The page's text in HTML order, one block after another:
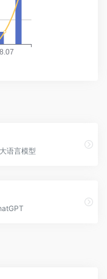
语言模型